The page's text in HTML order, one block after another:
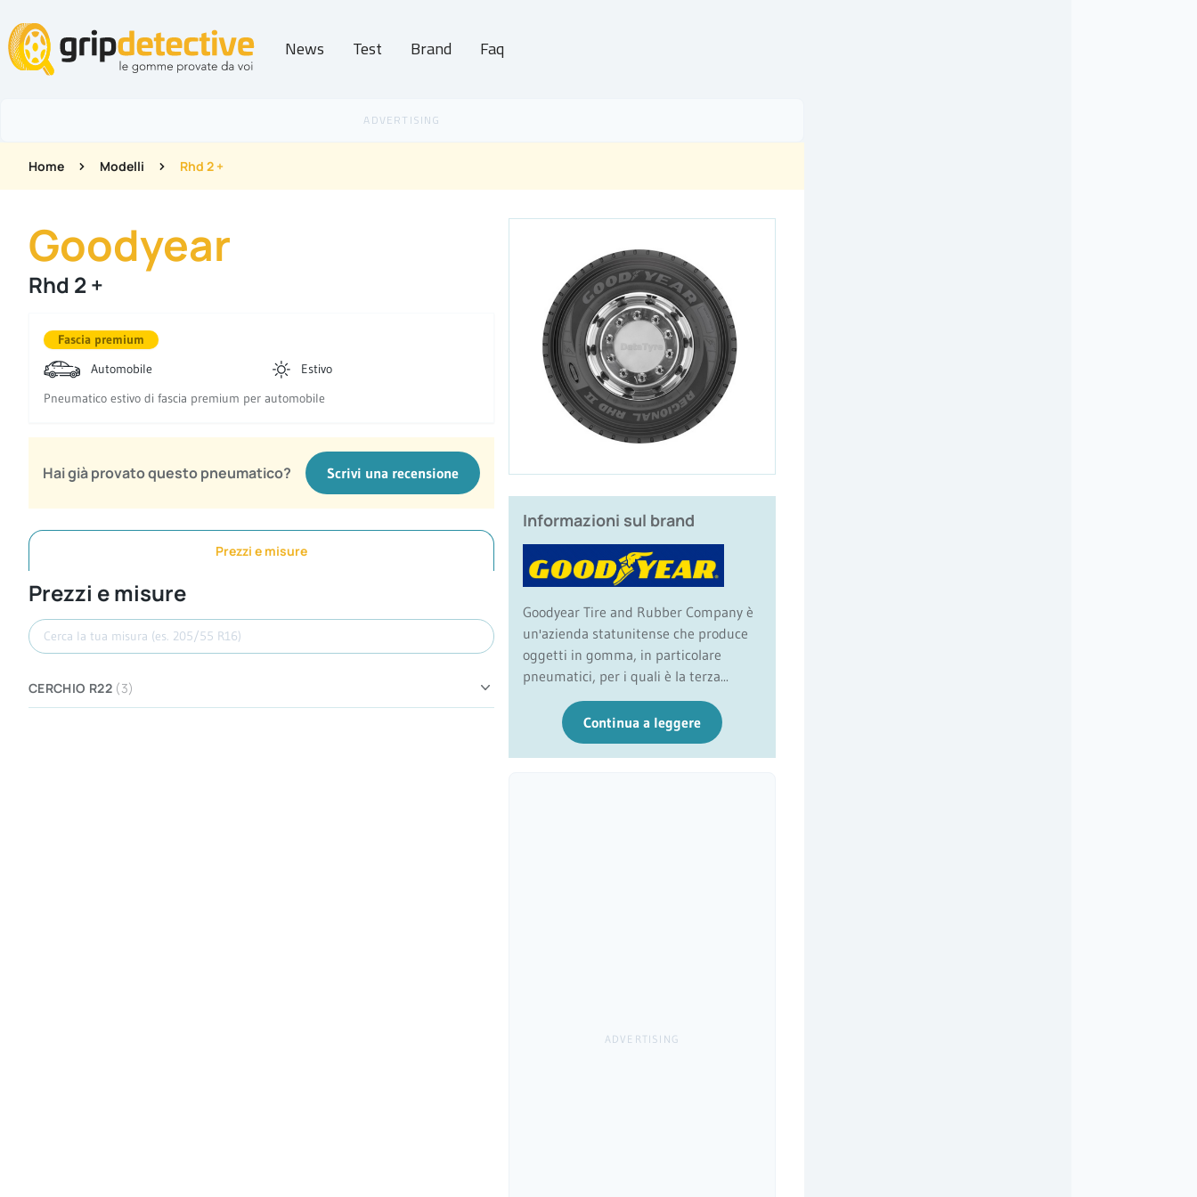
GripDetective News Test Brand Faq
Home Modelli Rhd 2 +
Goodyear
Rhd 2 +
Fascia premium
Automobile
Estivo
Pneumatico estivo di fascia premium per automobile
Hai già provato questo pneumatico? Scrivi una recensione
Informazioni sul brand
Goodyear Tire and Rubber Company è
un'azienda statunitense che produce
oggetti in gomma, in particolare
pneumatici, per i quali è la terza...
Continua a leggere
Prezzi e misure
Prezzi e misure
Cerca misura
CERCHIO R22 (3)